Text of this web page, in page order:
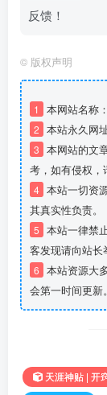
反馈！
© 版权声明
1 本网站名称：
2 本站永久网
3 本网站的文
考，如有侵权，
4 本站一切资
其真实性负责。
5 本站一律禁
客发现请向站长
6 本站资源大
会第一时间更新。
天涯神贴 | 开